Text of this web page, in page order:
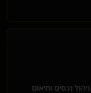
נכסים ותיאום